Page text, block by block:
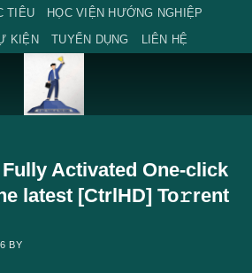
TIÊU
HỌC VIỆN HƯỚNG NGHIỆP
KIỆN
TUYỂN DỤNG LIÊN HỆ
Fully Activated One-click
latest [CtrlHD] To𝚛rent
BY